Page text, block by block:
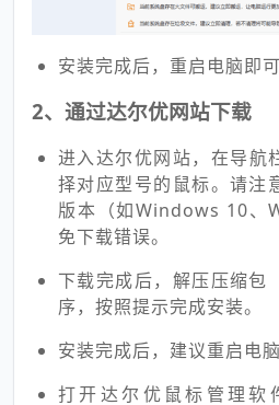
安装完成后，重启电脑即可
2、通过达尔优网站下载
进入达尔优网站，在导航
择对应型号的鼠标。请注
版本（如Windows 10、
免下载错误。
下载完成后，解压压缩包
序，按照提示完成安装。
安装完成后，建议重启电
打开达尔优鼠标管理软